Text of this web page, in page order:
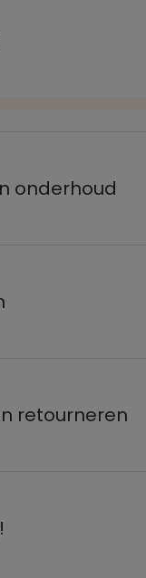
onderhoud
retourneren